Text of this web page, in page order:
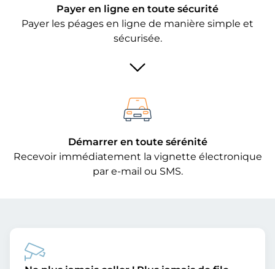
Payer en ligne en toute sécurité
Payer les péages en ligne de manière simple et
sécurisée.
Démarrer en toute sérénité
Recevoir immédiatement la vignette électronique
par e-mail ou SMS.